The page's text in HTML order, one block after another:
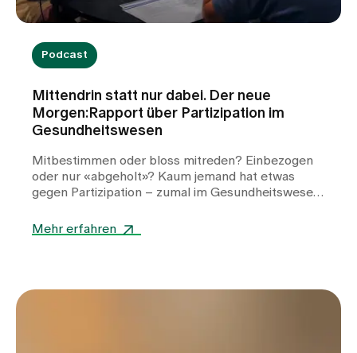
Podcast
Mittendrin statt nur dabei. Der neue
Morgen:Rapport über Partizipation im
Gesundheitswesen
Mitbestimmen oder bloss mitreden? Einbezogen
oder nur «abgeholt»? Kaum jemand hat etwas
gegen Partizipation – zumal im Gesundheitswesen,
stehen. Und dennoch fällt es oftmals schwer, dem
Und welche Erfolgsmodelle aus dem Ausland
Mehr erfahren